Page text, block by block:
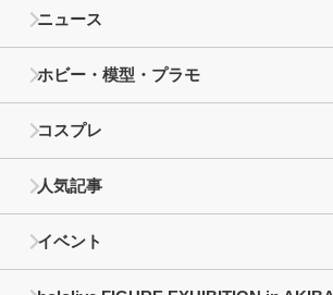
ニュース
ホビー・模型・プラモ
コスプレ
人気記事
イベント